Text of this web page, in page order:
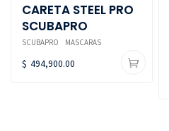
CARETA STEEL PRO
SCUBAPRO
SCUBAPRO MASCARAS
$ 494,900.00